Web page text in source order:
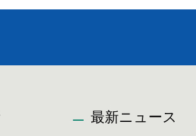
最新ニュース